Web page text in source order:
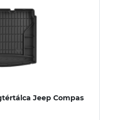
Jeep Compas